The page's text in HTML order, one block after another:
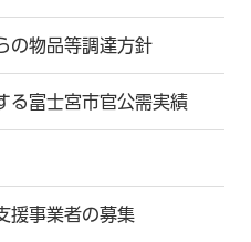
の物品等調達方針
る富士宮市官公需実績
援事業者の募集